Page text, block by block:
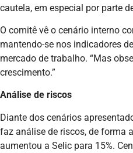
cautela, em especial por parte
O comitê vê o cenário interno
mantendo-se nos indicadores
mercado de trabalho. “Mas
crescimento.”
Análise de riscos
Diante dos cenários
faz análise de riscos, de forma
aumentou a Selic para 15%.